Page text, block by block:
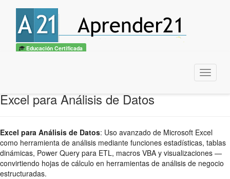
Educación Certificada
Menu
Excel para Análisis de Datos
Excel para Análisis de Datos: Uso avanzado de Microsoft Excel
como herramienta de análisis mediante funciones estadísticas, tablas
dinámicas, Power Query para ETL, macros VBA y visualizaciones —
convirtiendo hojas de cálculo en herramientas de análisis de negocio
estructuradas.